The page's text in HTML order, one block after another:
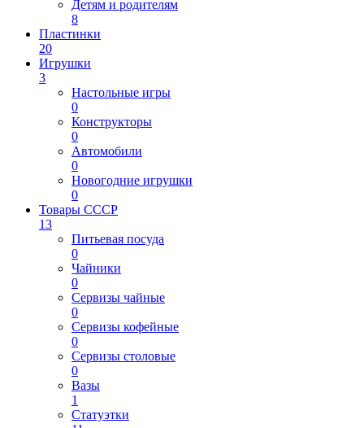
Детям и родителям
8
Пластинки
20
Игрушки
3
Настольные игры
0
Конструкторы
0
Автомобили
0
Новогодние игрушки
0
Товары СССР
13
Питьевая посуда
0
Чайники
0
Сервизы чайные
0
Сервизы кофейные
0
Сервизы столовые
0
Вазы
1
Статуэтки